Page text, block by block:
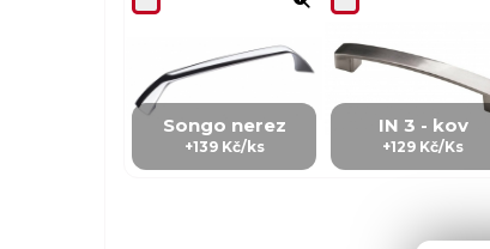
Songo nerez
+139 Kč/ks
IN 3 - kov
+129 Kč/Ks